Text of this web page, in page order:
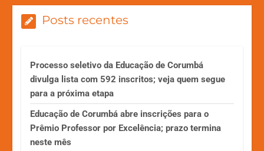
Posts recentes
Processo seletivo da Educação de Corumbá
divulga lista com 592 inscritos; veja quem segue
para a próxima etapa
Educação de Corumbá abre inscrições para o
Prêmio Professor por Excelência; prazo termina
neste mês